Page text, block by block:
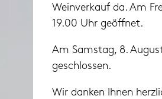
Weinverkauf da. Am
19.00 Uhr geöffnet.
Am Samstag, 8.
geschlossen.
Wir danken Ihnen